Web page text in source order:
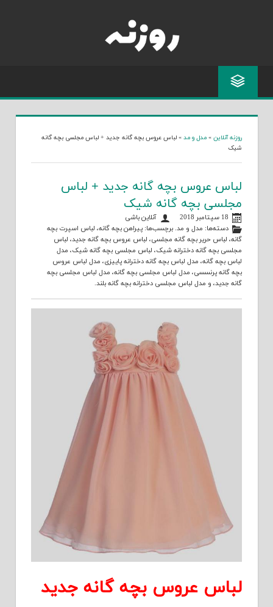
روزنه آنلاین » مدل و مد » لباس عروس بچه گانه جدید + لباس مجلسی بچه گانه
شیک
لباس عروس بچه گانه جدید + لباس
مجلسی بچه گانه شیک
18 سپتامبر 2018
آنلاین باشی
دسته‌ها: مدل و مد. برچسب‌ها:پیراهن بچه گانه، لباس اسپرت بچه
گانه، لباس حریر بچه گانه مجلسی، لباس عروس بچه گانه جدید، لباس
مجلسی بچه گانه دخترانه شیک، لباس مجلسی بچه گانه شیک، مدل
لباس بچه گانه، مدل لباس بچه گانه دخترانه پاییزی، مدل لباس عروس
بچه گانه پرنسسی، مدل لباس مجلسی بچه گانه، مدل لباس مجلسی بچه
گانه جدید، و مدل لباس مجلسی دخترانه بچه گانه بلند.
لباس عروس بچه گانه جدید